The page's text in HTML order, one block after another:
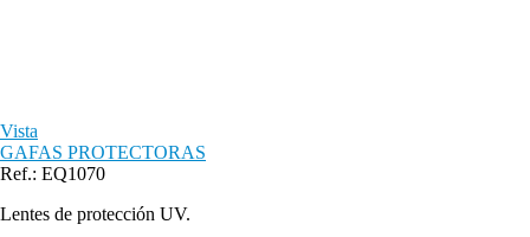
Vista
GAFAS PROTECTORAS
Ref.: EQ1070
Lentes de protección UV.